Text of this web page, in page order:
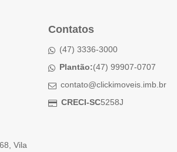
Contatos
(47) 3336-3000
Plantão:(47) 99907-0707
contato@clickimoveis.imb.br
CRECI-SC5258J
Vila